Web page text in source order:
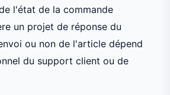
l'état de la commande
un projet de réponse du
ou non de l'article dépend
du support client ou de